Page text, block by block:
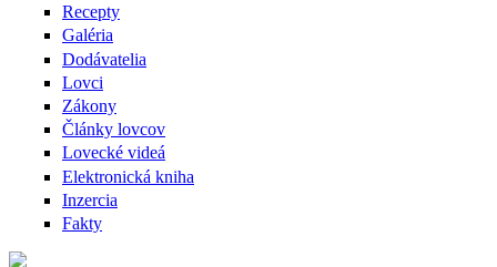
Recepty
Galéria
Dodávatelia
Lovci
Zákony
Články lovcov
Lovecké videá
Elektronická kniha
Inzercia
Fakty